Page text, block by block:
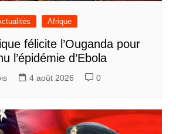
Afrique
félicite l’Ouganda pour
l’épidémie d’Ebola
4 août 2026 0